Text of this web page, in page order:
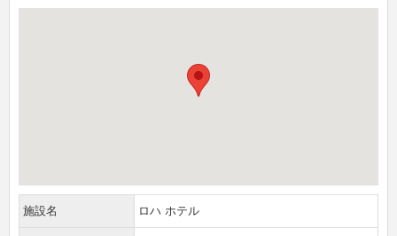
施設名 ロハ ホテル